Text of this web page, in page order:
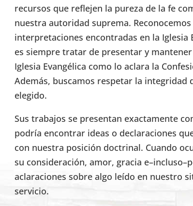
recursos que reflejen la pureza de la fe
nuestra autoridad suprema.
interpretaciones encontradas en la Iglesia
es siempre tratar de presentar y
Iglesia Evangélica como lo aclara la
Además, buscamos respetar la integridad
elegido.
Sus trabajos se presentan exactamente
podría encontrar ideas o declaraciones
con nuestra posición doctrinal. Cuando
su consideración, amor, gracia
aclaraciones sobre algo leído en nuestro
servicio.